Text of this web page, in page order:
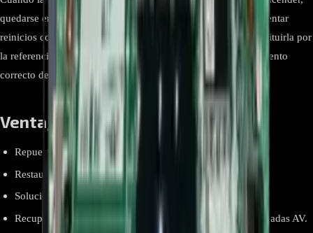
quedarse en el logo de LG, no mostrar imagen o sonido, presentar
reinicios constantes o fallas en los puertos HDMI y USB. Sustituirla por
la referencia EBU64055111 permite restablecer el funcionamiento
correcto del televisor y recuperar su estabilidad operativa.
Ventajas y beneficios
Repuesto original LG compatible con modelos 43LJ550T.
Restaura el procesamiento correcto de imagen y sonido.
Soluciona fallas de encendido y bloqueos del sistema.
Recupera el funcionamiento de puertos HDMI, USB y entradas AV.